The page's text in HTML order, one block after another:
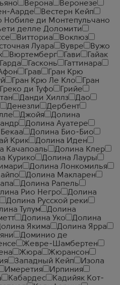
Верона
Веронезе
Аарде
Вестерн Кейп
Нобиле ди Монтепульчано
делле Доломити
Витториа
Воклюз
Луара Вувре
Вужо
Вюртемберг Гави
Гайак
Гарда Гасконь
Гаттинара
Грав
Гран Крю
Гран Крю Ле Кло
Гран
Греко ди Туфо
Грийе
Данди Хиллз
Дао
Денезли
Дербент
Джойя
Долина
Долина Ауатере
Долина Био-Био
Крик
Долина Иден
Качапоаль
Долина Клер
Курико
Долина Лауры
Долина Лонкомилья
Долина Макларен
Долина Рапель
Рио Негро
Долина
Долина Русской реки
Тулум
Долина
Долина Уко
Долина
Якима
Долина Ярра
Доминио де
Жевре-Шамбертен
Жюра
Жюрансон
Западный Кейп
Изола
Имеретия
Ирпиния
Кабардес
Кадийяк Кот-